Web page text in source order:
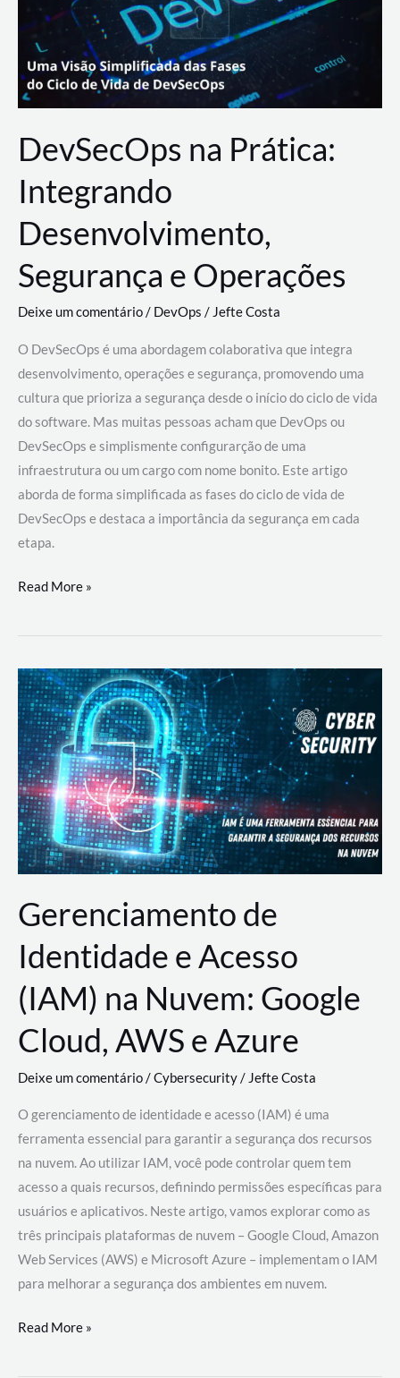
DevSecOps na Prática:
Integrando
Desenvolvimento,
Segurança e Operações
Deixe um comentário/ DevOps /Jefte Costa
O DevSecOps é uma abordagem colaborativa que integra
desenvolvimento, operações e segurança, promovendo uma
cultura que prioriza a segurança desde o início do ciclo de vida
do software. Mas muitas pessoas acham que DevOps ou
DevSecOps e simplismente configurarção de uma
infraestrutura ou um cargo com nome bonito. Este artigo
aborda de forma simplificada as fases do ciclo de vida de
DevSecOps e destaca a importância da segurança em cada
etapa.
DevSecOps
Prática:
Desenvolvimento,
Segurança
e
Operações
Read More »
Gerenciamento de
Identidade e Acesso
(IAM) na Nuvem: Google
Cloud, AWS e Azure
Deixe um comentário/Cybersecurity/ Jefte Costa
O gerenciamento de identidade e acesso (IAM) é uma
ferramenta essencial para garantir a segurança dos recursos
na nuvem. Ao utilizar IAM, você pode controlar quem tem
acesso a quais recursos, definindo permissões específicas para
usuários e aplicativos. Neste artigo, vamos explorar como as
três principais plataformas de nuvem – Google Cloud, Amazon
Web Services (AWS) e Microsoft Azure – implementam o IAM
para melhorar a segurança dos ambientes em nuvem.
Gerenciamento
Read More »